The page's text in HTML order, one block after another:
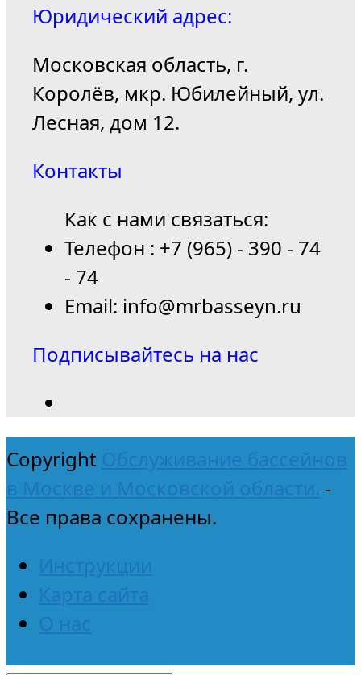
Юридический адрес:
Московская область, г.
Королёв, мкр. Юбилейный, ул.
Лесная, дом 12.
Контакты
Как с нами связаться:
Телефон : +7 (965) - 390 - 74
- 74
Email: info@mrbasseyn.ru
Подписывайтесь на нас
Copyright Обслуживание бассейнов
в Москве и Московской области. -
Все права сохранены.
Инструкции
Карта сайта
О нас